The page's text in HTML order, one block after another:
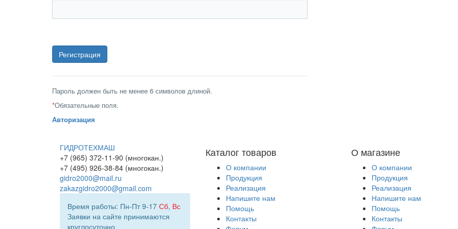
Пароль должен быть не менее 6 символов длиной.
*Обязательные поля.
Авторизация
О магазине
О компании
Продукция
Реализация
Напишите нам
Помощь
Контакты
Каталог товаров
О компании
Продукция
Реализация
Напишите нам
Помощь
Контакты
ГИДРОТЕХМАШ
+7 (965) 372-11-90 (многокан.)
+7 (495) 926-38-84 (многокан.)
gidro2000@mail.ru
zakazgidro2000@gmail.com
Время работы: Пн-Пт 9-17 Сб, Вс
Заявки на сайте принимаются
круглосуточно